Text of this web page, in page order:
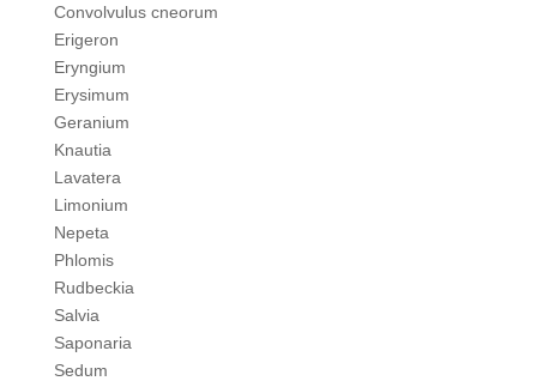
Convolvulus cneorum
Erigeron
Eryngium
Erysimum
Geranium
Knautia
Lavatera
Limonium
Nepeta
Phlomis
Rudbeckia
Salvia
Saponaria
Sedum